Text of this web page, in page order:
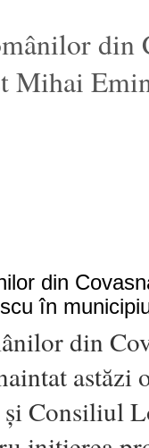
din
Mihai
din
astăzi
și Consiliul